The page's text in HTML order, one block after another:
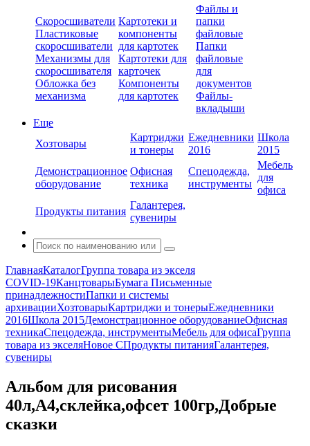
Скоросшиватели
Пластиковые
скоросшиватели
Механизмы для
скоросшивателя
Обложка без
механизма
Картотеки и
компоненты
для картотек
Картотеки для
карточек
Компоненты
для картотек
Файлы и
папки
файловые
Папки
файловые
для
документов
Файлы-
вкладыши
Еще
Хозтовары
Картриджи
и тонеры
Ежедневники
2016
Школа
2015
Демонстрационное
оборудование
Офисная
техника
Спецодежда,
инструменты
Мебель
для
офиса
Продукты питания
Галантерея,
сувениры
ГлавнаяКаталогГруппа товара из экселя
COVID-19КанцтоварыБумага Письменные
принадлежностиПапки и системы
архивацииХозтоварыКартриджи и тонерыЕжедневники
2016Школа 2015Демонстрационное оборудованиеОфисная
техникаСпецодежда, инструментыМебель для офисаГруппа
товара из экселяНовое СПродукты питанияГалантерея,
сувениры
Альбом для рисования
40л,А4,склейка,офсет 100гр,Добрые
сказки